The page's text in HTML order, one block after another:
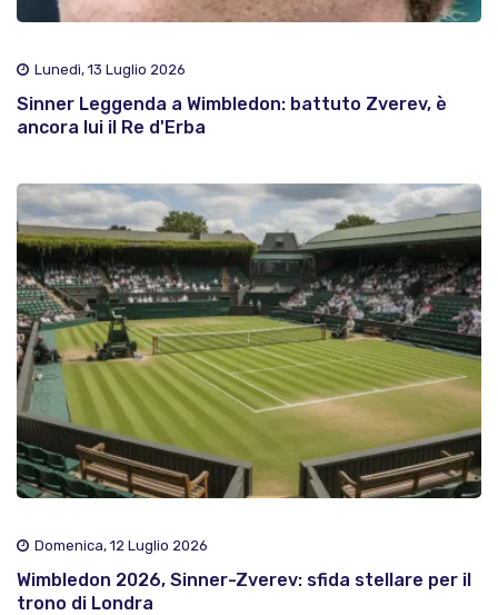
Lunedì, 13 Luglio 2026
Sinner Leggenda a Wimbledon: battuto Zverev, è
ancora lui il Re d'Erba
Domenica, 12 Luglio 2026
Wimbledon 2026, Sinner-Zverev: sfida stellare per il
trono di Londra